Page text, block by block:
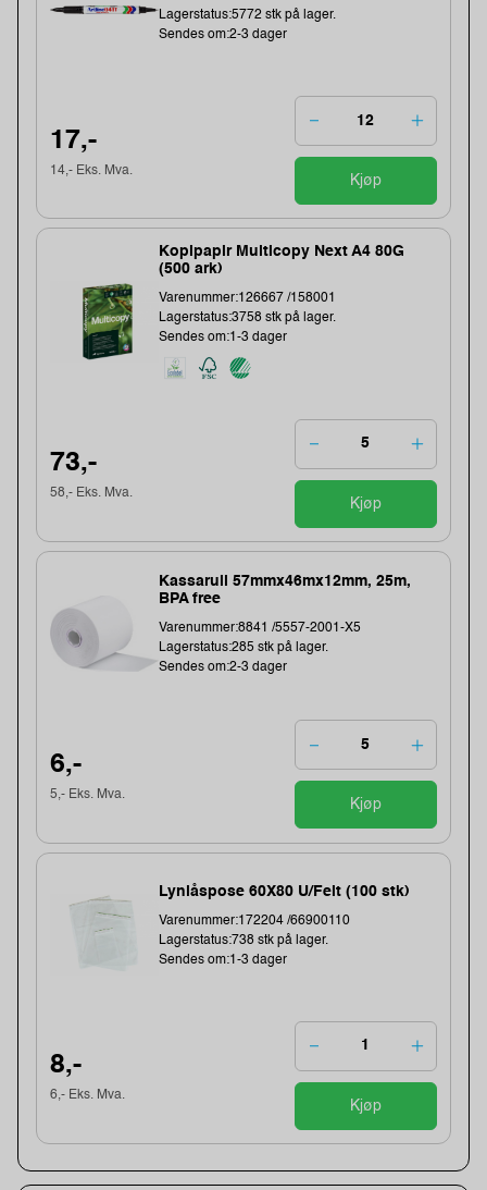
Lagerstatus:5772 stk på lager.
Sendes om:2-3 dager
17,-
14,- Eks. Mva.
Kjøp
Kopipapir Multicopy Next A4 80G
(500 ark)
Varenummer:126667 /158001
Lagerstatus:3758 stk på lager.
Sendes om:1-3 dager
73,-
58,- Eks. Mva.
Kjøp
Kassarull 57mmx46mx12mm, 25m,
BPA free
Varenummer:8841 /5557-2001-X5
Lagerstatus:285 stk på lager.
Sendes om:2-3 dager
6,-
5,- Eks. Mva.
Kjøp
Lynlåspose 60X80 U/Felt (100 stk)
Varenummer:172204 /66900110
Lagerstatus:738 stk på lager.
Sendes om:1-3 dager
8,-
6,- Eks. Mva.
Kjøp